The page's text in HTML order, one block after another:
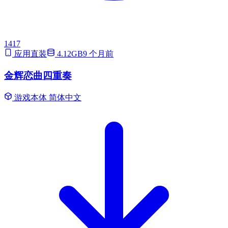
1417
应用直装
4.12GB9 个月前
金辉恋曲四重奏
游戏本体 简体中文